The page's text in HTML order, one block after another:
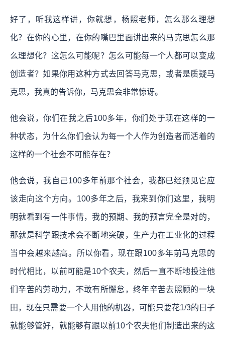
好了，听我这样讲，你就想，杨照老师，怎么那么理想
化？在你的心里，在你的嘴巴里面讲出来的马克思怎么那
么理想化？这怎么可能呢？怎么可能每一个人都可以变成
创造者？如果你用这种方式去回答马克思，或者是质疑马
克思，我真的告诉你，马克思会非常惊讶。
他会说，你们在我之后100多年，你们处于现在这样的一
种状态，为什么你们会认为每一个人作为创造者而活着的
这样的一个社会不可能存在？
他会说，我自己100多年前那个社会，我都已经预见它应
该走向这个方向。100多年之后，我来到你们这里，我明
明就看到有一件事情，我的预期、我的预言完全是对的，
那就是科学跟技术会不断地突破，生产力在工业化的过程
当中会越来越高。所以你看，现在跟100多年前马克思的
时代相比，以前可能是10个农夫，然后一直不断地投注他
们辛苦的劳动力，不敢有所懈怠，终年辛苦去照顾的一块
田，现在只需要一个人用他的机器，可能只要花1/3的日子
就能够管好，就能够有跟以前10个农夫他们制造出来的这